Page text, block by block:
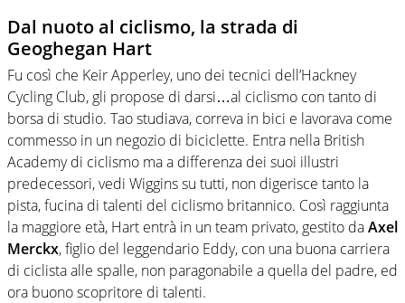
Dal nuoto al ciclismo, la strada di
Geoghegan Hart
Fu così che Keir Apperley, uno dei tecnici dell’Hackney
Cycling Club, gli propose di darsi…al ciclismo con tanto di
borsa di studio. Tao studiava, correva in bici e lavorava come
commesso in un negozio di biciclette. Entra nella British
Academy di ciclismo ma a differenza dei suoi illustri
predecessori, vedi Wiggins su tutti, non digerisce tanto la
pista, fucina di talenti del ciclismo britannico. Così raggiunta
la maggiore età, Hart entrà in un team privato, gestito daAxel
Merckx, figlio del leggendario Eddy, con una buona carriera
di ciclista alle spalle, non paragonabile a quella del padre, ed
ora buono scopritore di talenti.